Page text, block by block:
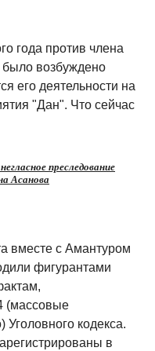
года против члена
возбуждено
его деятельности на
"Дан". Что сейчас
преследование
Асанова
вместе с Амантуром
фигурантами
(массовые
Уголовного кодекса.
в